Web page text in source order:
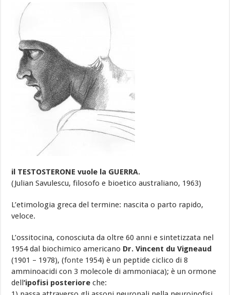
il TESTOSTERONE vuole la GUERRA.
(Julian Savulescu, filosofo e bioetico australiano, 1963)
L’etimologia greca del termine: nascita o parto rapido,
veloce.
L’ossitocina, conosciuta da oltre 60 anni e sintetizzata nel
1954 dal biochimico americano Dr. Vincent du Vigneaud
(1901 – 1978), (fonte 1954) è un peptide ciclico di 8
amminoacidi con 3 molecole di ammoniaca); è un ormone
dell‘ipofisi posteriore che: